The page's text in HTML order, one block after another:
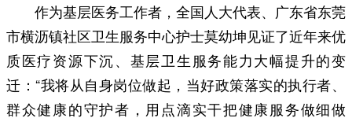
作为基层医务工作者，全国人大代表、广东省东莞
市横沥镇社区卫生服务中心护士莫幼坤见证了近年来优
质医疗资源下沉、基层卫生服务能力大幅提升的变
迁：“我将从自身岗位做起，当好政策落实的执行者、
群众健康的守护者，用点滴实干把健康服务做细做